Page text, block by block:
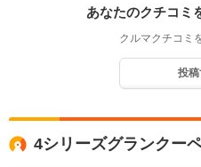
あなたのクチコミ
クルマクチコミ
投稿
4シリーズグランクー